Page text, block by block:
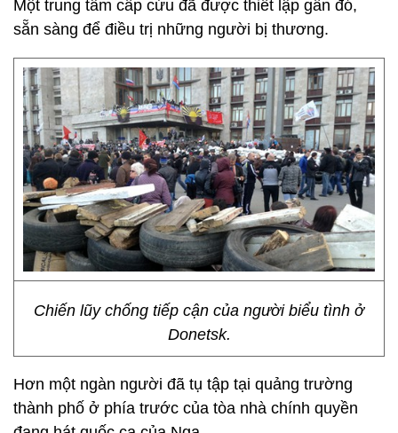
Một trung tâm cấp cứu đã được thiết lập gần đó,
sẵn sàng để điều trị những người bị thương.
Chiến lũy chống tiếp cận của người biểu tình ở
Donetsk.
Hơn một ngàn người đã tụ tập tại quảng trường
thành phố ở phía trước của tòa nhà chính quyền